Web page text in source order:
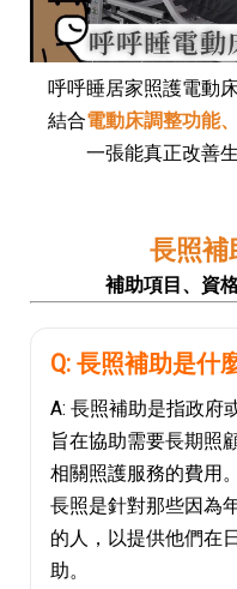
呼呼睡居家照護電動
結合電動床調整功能
一張能真正改善
長照補
補助項目、資
Q: 長照補助是什
A: 長照補助是指政府
旨在協助需要長期照
相關照護服務的費用。
長照是針對那些因為
的人，以提供他們在
助。